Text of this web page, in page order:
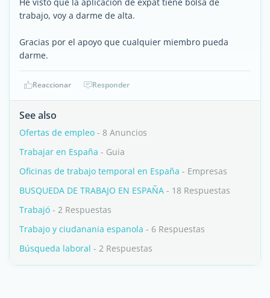
trabajo, voy a darme de alta.
Gracias por el apoyo que cualquier miembro pueda
darme.
Reaccionar Responder
See also
Ofertas de empleo - 8 Anuncios
Trabajar en España - Guia
Oficinas de trabajo temporal en España - Empresas
BUSQUEDA DE TRABAJO EN ESPAÑA - 18 Respuestas
Trabajó - 2 Respuestas
Trabajo y ciudanania espanola - 6 Respuestas
Búsqueda laboral - 2 Respuestas